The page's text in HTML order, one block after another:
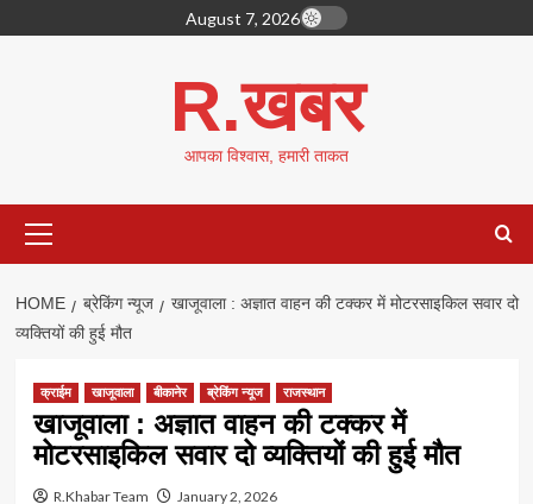
to
August 7, 2026
R.खबर
आपका विश्वास, हमारी ताकत
Menu
HOME ब्रेकिंग न्यूज
खाजूवाला : अज्ञात वाहन की टक्कर में मोटरसाइकिल सवार दो
व्यक्तियों की हुई मौत
क्राईम खाजूवाला बीकानेर ब्रेकिंग न्यूज राजस्थान
खाजूवाला : अज्ञात वाहन की टक्कर में
मोटरसाइकिल सवार दो व्यक्तियों की हुई मौत
R.Khabar Team January 2, 2026